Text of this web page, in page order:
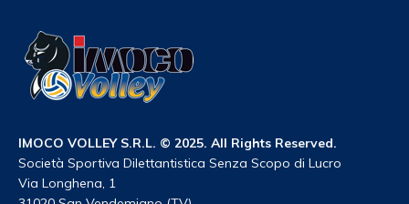
IMOCO VOLLEY S.R.L. © 2025. All Rights Reserved.
Società Sportiva Dilettantistica Senza Scopo di Lucro
Via Longhena, 1